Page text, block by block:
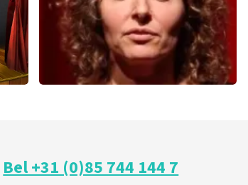
Bel +31 (0)85 744 144 7